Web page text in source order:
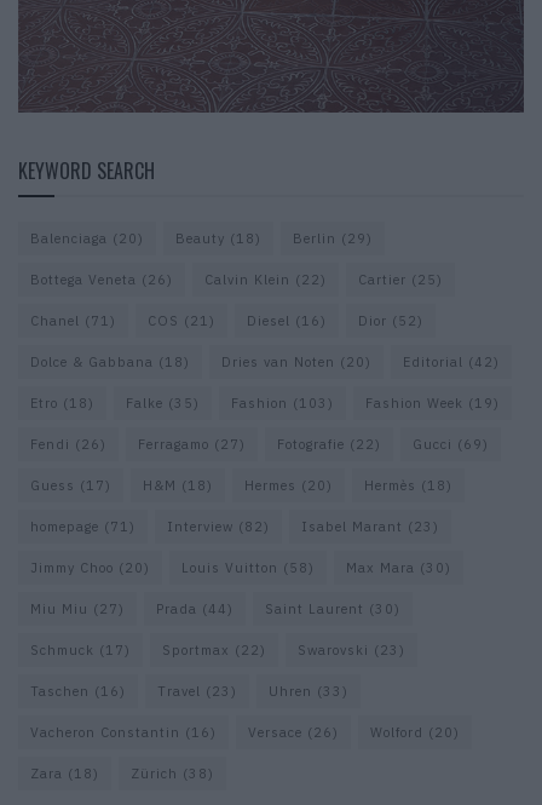
KEYWORD SEARCH
Balenciaga (20) Beauty (18) Berlin (29)
Bottega Veneta (26) Calvin Klein (22) Cartier (25)
Chanel (71) COS (21) Diesel (16) Dior (52)
Dolce & Gabbana (18) Dries van Noten (20) Editorial (42)
Etro (18) Falke (35) Fashion (103) Fashion Week (19)
Fendi (26) Ferragamo (27) Fotografie (22) Gucci (69)
Guess (17) H&M (18) Hermes (20) Hermès (18)
homepage (71) Interview (82) Isabel Marant (23)
Jimmy Choo (20) Louis Vuitton (58) Max Mara (30)
Miu Miu (27) Prada (44) Saint Laurent (30)
Schmuck (17) Sportmax (22) Swarovski (23)
Taschen (16) Travel (23) Uhren (33)
Vacheron Constantin (16) Versace (26) Wolford (20)
Zara (18) Zürich (38)